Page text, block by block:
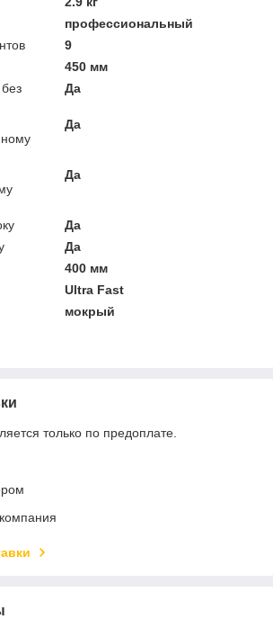
профессиональный
9
450 мм
Да
Да
Да
Да
Да
400 мм
Ultra Fast
мокрый
только по предоплате.